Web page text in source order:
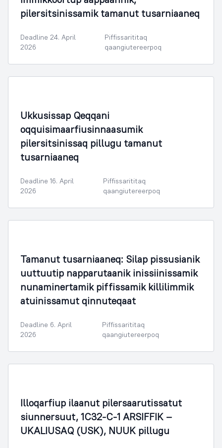
pilersitsinissamik tamanut tusarniaaneq
Deadline 24. April
2026
Piffissarititaq
qaangiutereerpoq
Ukkusissap Qeqqani
oqquisimaarfiusinnaasumik
pilersitsinissaq pillugu tamanut
tusarniaaneq
Deadline 16. April
2026
Piffissarititaq
qaangiutereerpoq
Tamanut tusarniaaneq: Silap pissusianik
uuttuutip napparutaanik inissiinissamik
nunaminertamik piffissamik killilimmik
atuinissamut qinnuteqaat
Deadline 6. April
2026
Piffissarititaq
qaangiutereerpoq
Illoqarfiup ilaanut pilersaarutissatut
siunnersuut, 1C32-C-1 ARSIFFIK –
UKALIUSAQ (USK), NUUK pillugu